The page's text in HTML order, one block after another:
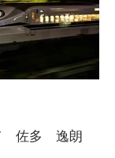
佐多 逸朗